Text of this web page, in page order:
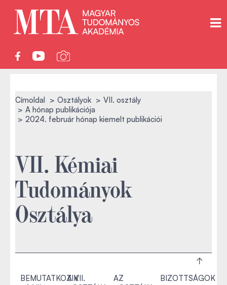
Címoldal Osztályok
VII. osztály
A hónap publikációja
2024. február hónap kiemelt publikációi
VII. Kémiai
Tudományok
Osztálya
BEMUTATKOZIK
A VII.
AZ
BIZOTTSÁGOK